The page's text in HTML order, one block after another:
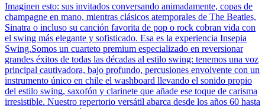
Imaginen esto: sus invitados conversando animadamente, copas de
champagne en mano, mientras clásicos atemporales de The Beatles,
Sinatra o incluso su canción favorita de pop o rock cobran vida con
el swing más elegante y sofisticado. Esa es la experiencia Insepia
Swing.Somos un cuarteto premium especializado en reversionar
grandes éxitos de todas las décadas al estilo swing: tenemos una voz
principal cautivadora, bajo profundo, percusiones envolvente con un
instrumento único en chile el washboard llevando el sonido propio
del estilo swing, saxofón y clarinete que añade ese toque de carisma
irresistible. Nuestro repertorio versátil abarca desde los años 60 hasta